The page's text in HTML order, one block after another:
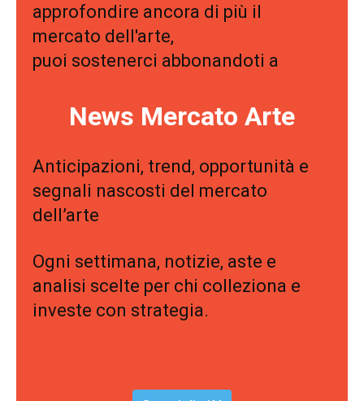
approfondire ancora di più il
mercato dell'arte,
puoi sostenerci abbonandoti a
News Mercato Arte
Anticipazioni, trend, opportunità e
segnali nascosti del mercato
dell’arte
Ogni settimana, notizie, aste e
analisi scelte per chi colleziona e
investe con strategia.